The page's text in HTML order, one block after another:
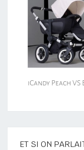
iCandy Peach
ET SI ON